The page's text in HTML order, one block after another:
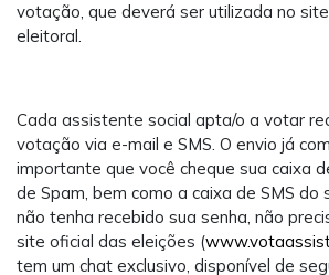
votação, que deverá ser utilizada no
eleitoral.
Cada assistente social apta/o a votar
votação via e-mail e SMS. O envio já
importante que você cheque sua caixa
de Spam, bem como a caixa de SMS do
não tenha recebido sua senha, não
site oficial das eleições (
tem um chat exclusivo, disponível de